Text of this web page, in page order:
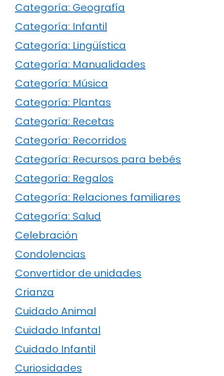
Categoría: Geografía
Categoría: Infantil
Categoría: Lingüística
Categoría: Manualidades
Categoría: Música
Categoría: Plantas
Categoría: Recetas
Categoría: Recorridos
Categoría: Recursos para bebés
Categoría: Regalos
Categoría: Relaciones familiares
Categoría: Salud
Celebración
Condolencias
Convertidor de unidades
Crianza
Cuidado Animal
Cuidado Infantal
Cuidado Infantil
Curiosidades